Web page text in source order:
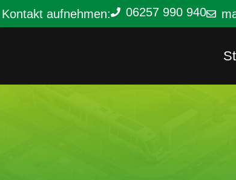
aufnehmen: 06257 990 940